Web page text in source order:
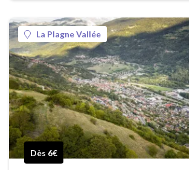
La Plagne Vallée
Dès 6€